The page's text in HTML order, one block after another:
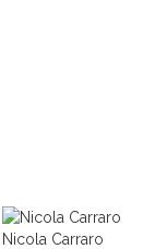
Nicola Carraro